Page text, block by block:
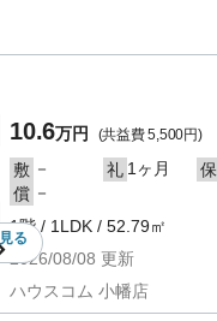
見る
10.6万円 (共益費 5,500円)
敷 － 礼 1ヶ月 保
償 －
1階 / 1LDK / 52.79㎡
2026/08/08 更新
ハウスコム 小幡店